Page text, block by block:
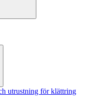
utrustning för klättring